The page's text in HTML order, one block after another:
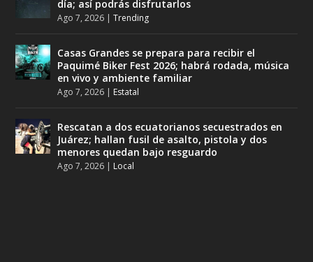
día; así podrás disfrutarlos
Ago 7, 2026 |Trending
Casas Grandes se prepara para recibir el
Paquimé Biker Fest 2026; habrá rodada, música
en vivo y ambiente familiar
Ago 7, 2026 | Estatal
Rescatan a dos ecuatorianos secuestrados en
Juárez; hallan fusil de asalto, pistola y dos
menores quedan bajo resguardo
Ago 7, 2026 | Local